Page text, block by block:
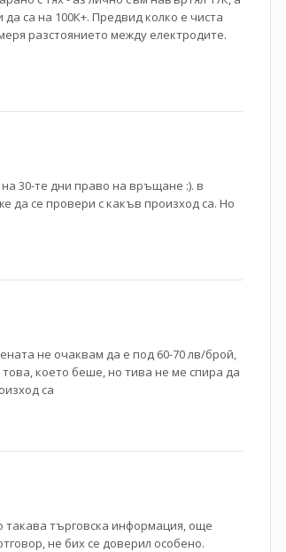
са на 100К+. Предвид колко е чиста
разстоянието между електродите.
30-те дни право на връщане :). в
да се провери с какъв произход са. Но
не очаквам да е под 60-70 лв/брой,
което беше, но тива не ме спира да
са
такава търговска информация, още
не бих се доверил особено.